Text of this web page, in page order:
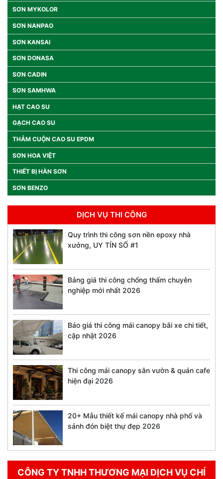
SƠN MYKOLOR
SƠN NANPAO
SƠN KANSAI
SƠN DONASA
SƠN CADIN
SƠN SAMHWA
HẠT CAO SU
GẠCH CAO SU
THẢM CUỘN CAO SU EPDM
SƠN HOA VIỆT
THIẾT BỊ HÀN SƠN
SƠN BENZO
DỊCH VỤ THI CÔNG
Quy trình thi công sơn nền epoxy nhà
xưởng, UY TÍN SỐ #1
Bảng giá thi công chống thấm chuyên
nghiệp mới nhất 2026
Báo giá thi công mái canopy bãi xe chi tiết,
cập nhật 2026
Thi công mái canopy sân vườn & quán cafe
hiện đại 2026
20+ Mẫu thiết kế mái canopy nhà phố và
sảnh đón biệt thự đẹp 2026
CÔNG TY TNHH THƯƠNG MẠI DỊCH VỤ CHÍ